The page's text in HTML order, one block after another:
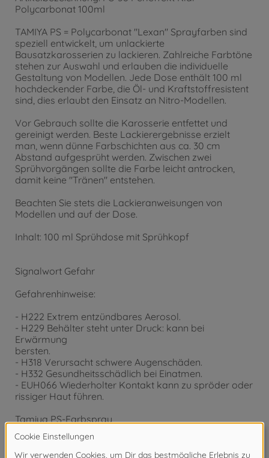
Polycarbonat 100ml
TAMIYA PS = Polycarbonat "Lexan" Sprayfarben sind
speziell entwickelt, um unlackierte
Bausatzkarosserien zu lackieren. Zahlreiche Farbtöne
stehen zur Auswahl und erlauben die individuelle
Gestaltung von Modellen. Jede Dose enthält 100 ml
hochdeckender Farbe, die Öl- und Kraftstoffresistent
sind, dies erlaubt den Einsatz an Nitro-Modellen.
Vor Gebrauch sollte die Karosserie entfettet und
gereinigt werden. Beste Lackierergebnisse erzielt
man, wenn dünne Farbschichten aus ca. 30 cm
Abstand aufgesprüht werden. Zwischen zwei
Sprühvorgängen sollte die Farbe leicht antrocken,
damit keine "Tränen" entstehen.
Beachten Sie stets die Lackieranweisungen von
Modellen und auf der Dose.
Inhalt: 100 ml Sprühdose mit Sprühkopf
Signalwort Gefahr
Gefahrenhinweise:
- H222 Extrem entzündbares Aerosol.
- H229 Behälter steht unter Druck: kann bei
Erwärmung
bersten.
- H318 Verursacht schwere Augenschäden.
- H332 Gesundheitsschädlich bei Einatmen.
- EUH066 Wiederholter Kontakt kann zu spröder oder
rissiger Haut führen.
Tamiya PS-Farbspray
PS-58 Perleffekt Klar Polycarbonat
Inhalt: 100 ml